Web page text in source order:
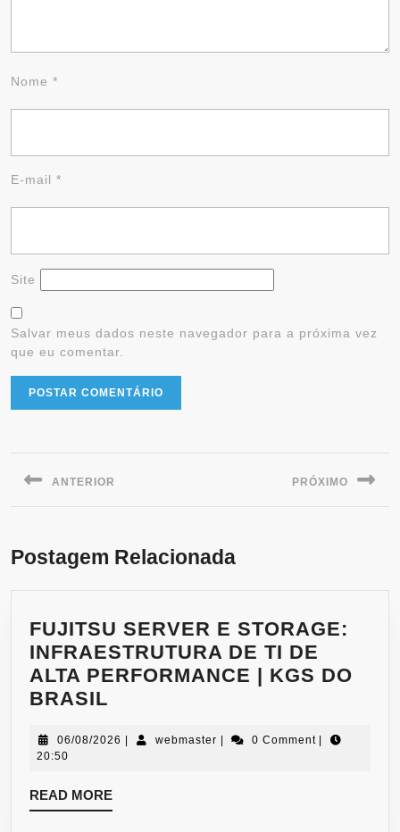
Nome *
E-mail *
Site
Salvar meus dados neste navegador para a próxima vez
que eu comentar.
ANTERIOR PRÓXIMO
Postagem Relacionada
FUJITSU SERVER E STORAGE:
INFRAESTRUTURA DE TI DE
ALTA PERFORMANCE | KGS DO
BRASIL
06/08/2026 | webmaster | 0 Comment |
20:50
READ MORE